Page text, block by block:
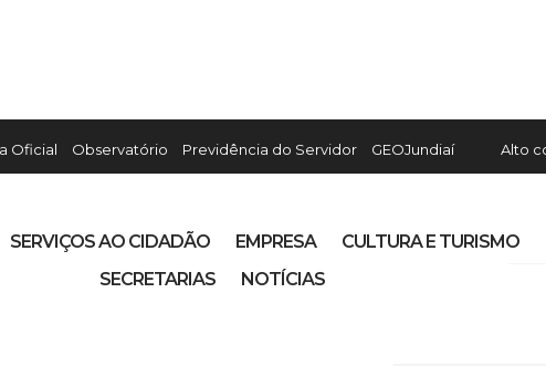
Oficial Observatório Previdência do Servidor GEOJundiaí Alto
SERVIÇOS AO CIDADÃO EMPRESA
CULTURA E TURISMO
SECRETARIAS
NOTÍCIAS